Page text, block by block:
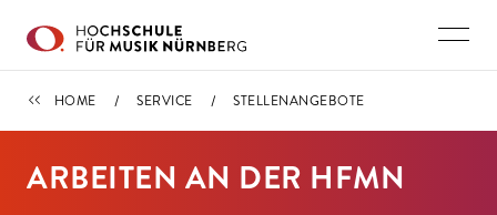
SERVICE
HOME SERVICE STELLENANGEBOTE
ARBEITEN AN DER HFMN